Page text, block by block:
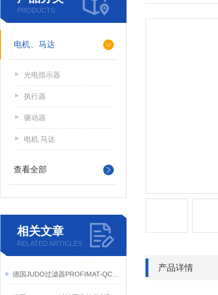
PRODUCTS
电机、马达
光电指示器
执行器
驱动器
电机 马达
查看全部
相关文章
RELATED ARTICLES
产品详情